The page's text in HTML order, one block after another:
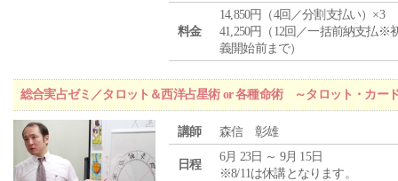
料金
14,850円（4回／分割支払い）×3
41,250円（12回／一括前納支払※
義開始前まで）
総合実占ゼミ／タロット＆西洋占星術 or 各種命術 ～タロット・カー
講師 森信 彰雄
日程
6月 23日 ～ 9月 15日
※8/11は休講となります。